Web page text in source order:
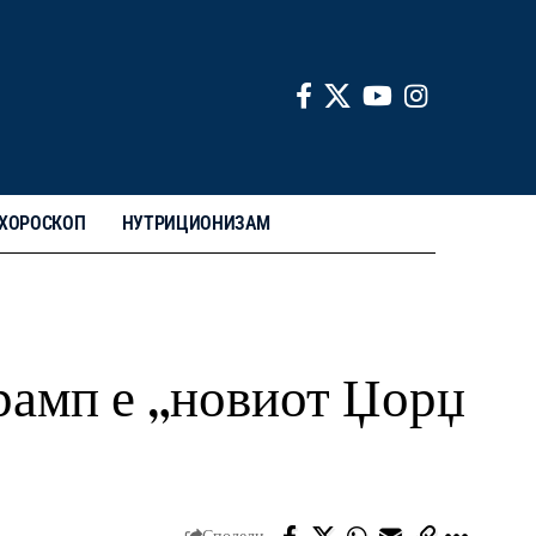
НУТРИЦИОНИЗАМ
е „новиот Џорџ